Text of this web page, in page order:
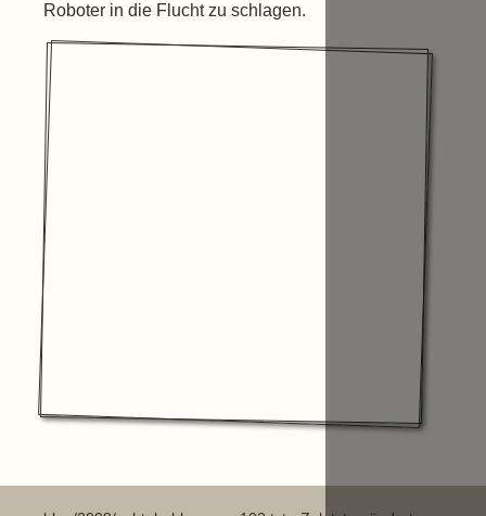
Roboter in die Flucht zu schlagen.